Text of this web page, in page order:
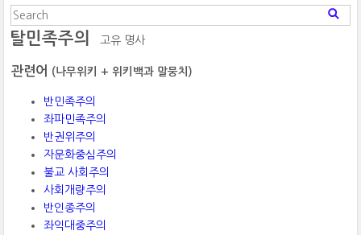
탈민족주의 고유 명사
관련어 (나무위키 + 위키백과 말뭉치)
반민족주의
좌파민족주의
반권위주의
자문화중심주의
불교 사회주의
사회개량주의
반인종주의
좌익대중주의